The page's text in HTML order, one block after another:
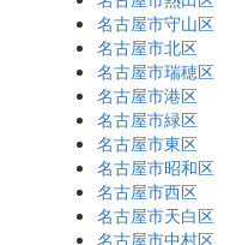
名古屋市守山区
名古屋市北区
名古屋市瑞穂区
名古屋市港区
名古屋市緑区
名古屋市東区
名古屋市昭和区
名古屋市西区
名古屋市天白区
名古屋市中村区